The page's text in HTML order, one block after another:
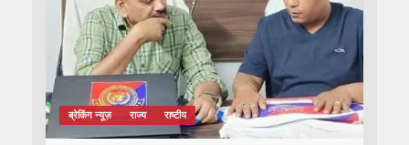
ब्रेकिंग न्यूज़ राज्य राष्टीय